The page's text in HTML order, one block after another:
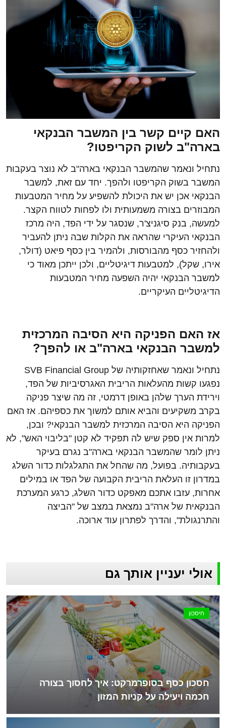
האם קיים קשר בין המשבר הבנקאי
בארה"ב לשוק הקריפטו?
נתחיל ונאמר שהמשבר הבנקאי בארה"ב לא נוצר בעקבות
המשבר בשוק הקריפטו ולהפך. יחד עם זאת, למשבר
הבנקאי אכן יש את היכולת להשפיע על מחיר המטבעות
המבוזרים בצורה משמעותית ולו לפחות לטווח הקצר.
למעשה, בנק סיגניצ'ר, שנסגר על ידי הפד, היה מרכז
הבנקאי העיקרי שהראה את הקלות שבה ניתן להעביר
ולהחזיר כסף מהבורסות, ולהמיר בין כסף פיאט (דולר,
אירו, שקל), למטבעות דיגיטליים, ולכן ייתכן מאוד כי
למשבר הבנקאי יהיה השפעה מחיר המטבעות
הדיגיטליים העיקריים.
אז האם הפניקה היא הסיבה המרכזית
למשבר הבנקאי בארה"ב או להפך?
נתחיל ונאמר שאחזקותיה של SVB Financial Group
נפגעו קשות מהעלאות הריבית האגרסיביות של הפד,
וירידת הערך שלהן באופן דרמטי, זה מה שיצר פניקה
בקרב משקיעים והביא אותם למשוך את כספיהם. אז האם
הפניקה היא הסיבה המרכזית למשבר הבנקאי? ובכן,
למרות אין ספק שיש לה תפקיד לא קטן "בליבוי האש", לא
ניתן לומר שהמשבר הבנקאי בארה"ב נגרם בעיקר
בעקבותיה. בפועל, מה שהחל את התגלגלות כדור השלג
במדרון זו העלאת הריבית הקבועה של הפד או במילים
אחרות, עזבו אתכם מאפקט כדור השלג, כרגע המערכת
הבנקאית של ארה"ב נמצאת במצב של "הביצה
והתרנגולת", והדרך לפתרון עוד ארוכה.
אולי יעניין אותך גם
חיסכון
חסכון כסף בסופרמרקט: איך לחסוך בצורה
חכמה ויעילה על קניות המזון